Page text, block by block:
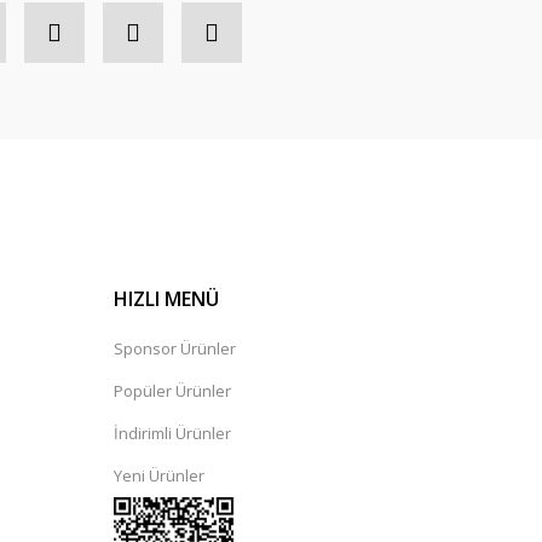
- Kırmızı | Yonex
HIZLI MENÜ
Sponsor Ürünler
Popüler Ürünler
İndirimli Ürünler
Yeni Ürünler